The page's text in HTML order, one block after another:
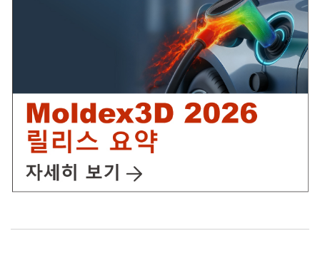
어닐링을 통해 플라스틱 제품에 가치를 추가